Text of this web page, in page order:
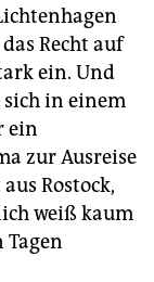
Recht auf
ein. Und
in einem
ein
zur Ausreise
Rostock,
weiß kaum
Tagen